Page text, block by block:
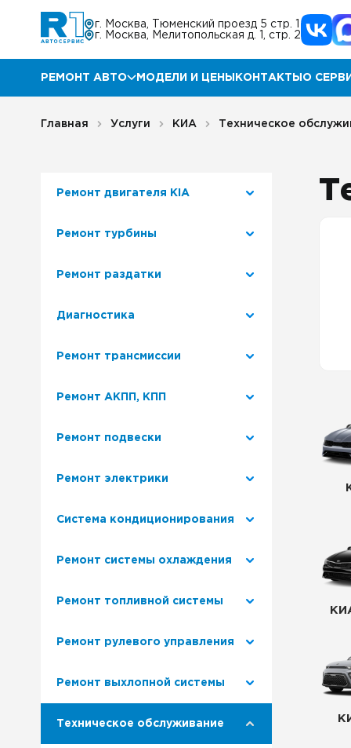
г. Москва, Тюменский проезд 5 стр. 1
г. Москва, Мелитопольская д. 1, стр. 2
РЕМОНТ АВТО
Ремонт Мазда
Ремонт Хендай
МОДЕЛИ И ЦЕНЫ КОНТАКТЫ О
Главная Услуги КИА Техническое
Ремонт двигателя КIA
Ремонт турбины
Ремонт раздатки
Диагностика
Ремонт трансмиссии
Ремонт АКПП, КПП
Ремонт подвески
Ремонт электрики
Система кондиционирования
Ремонт системы охлаждения
Ремонт топливной системы
Ремонт рулевого управления
Ремонт выхлопной системы
Техническое обслуживание